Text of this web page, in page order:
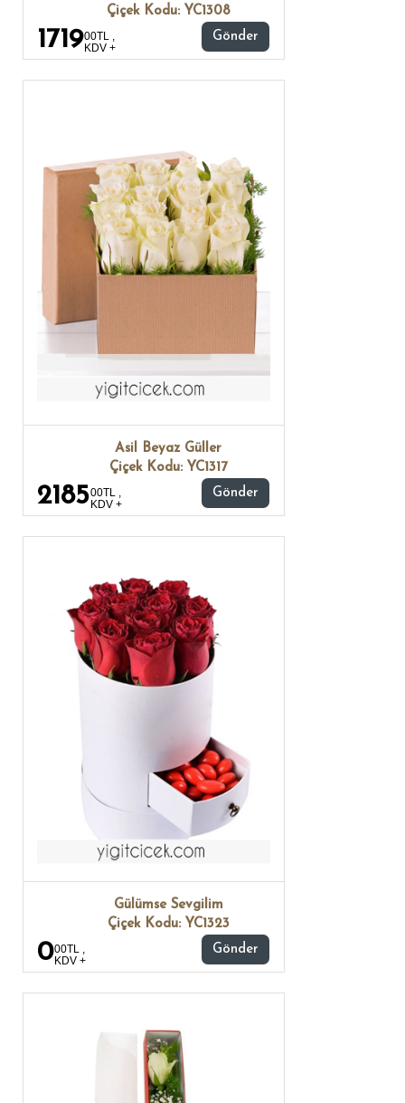
Çiçek Kodu: YC1308
171900TL ,
KDV +
Gönder
Asil Beyaz Güller
Çiçek Kodu: YC1317
218500TL ,
KDV +
Gönder
Gülümse Sevgilim
Çiçek Kodu: YC1323
000TL ,
KDV +
Gönder